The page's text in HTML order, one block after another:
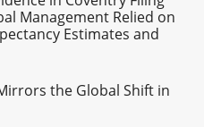
Management Relied on
Estimates and
the Global Shift in